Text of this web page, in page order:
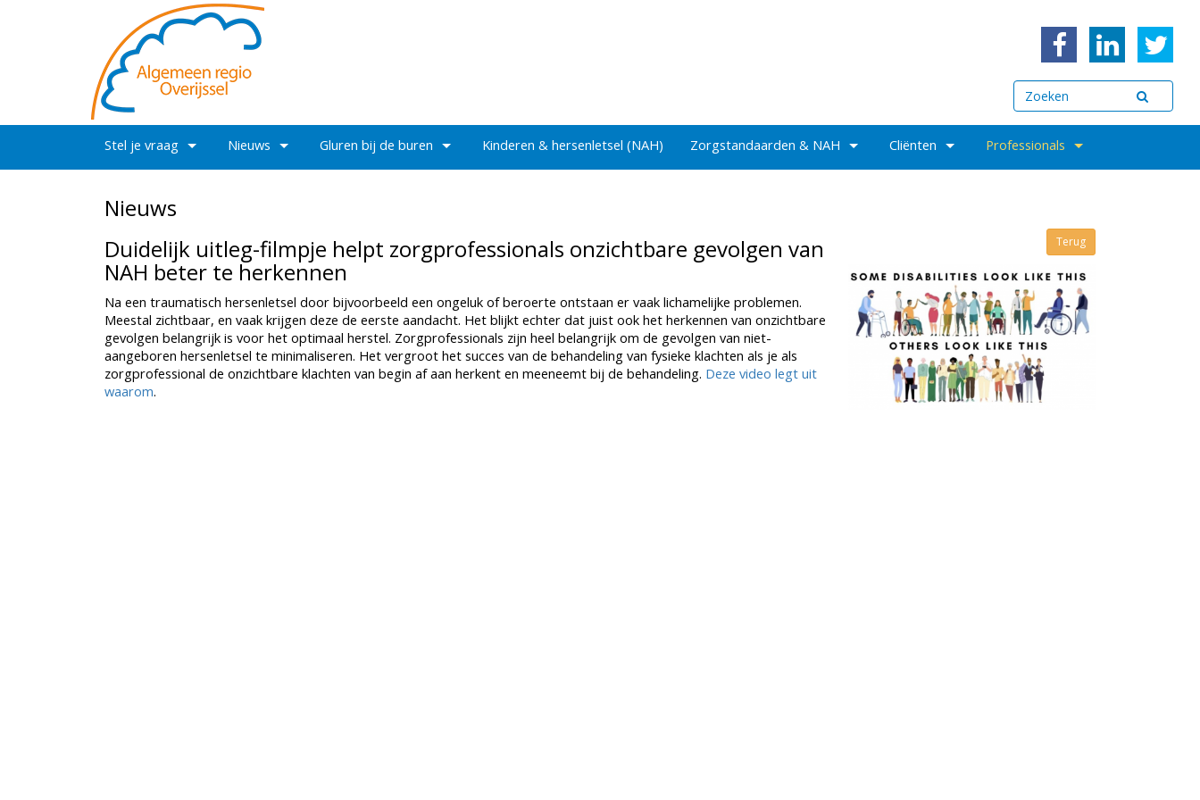
Stel je vraag Nieuws Gluren bij de buren Kinderen & hersenletsel (NAH) Zorgstandaarden & NAH Cliënten Professionals
Nieuws
Terug
Duidelijk uitleg-filmpje helpt zorgprofessionals onzichtbare gevolgen van
NAH beter te herkennen
Na een traumatisch hersenletsel door bijvoorbeeld een ongeluk of beroerte ontstaan er vaak lichamelijke problemen.
Meestal zichtbaar, en vaak krijgen deze de eerste aandacht. Het blijkt echter dat juist ook het herkennen van onzichtbare
gevolgen belangrijk is voor het optimaal herstel. Zorgprofessionals zijn heel belangrijk om de gevolgen van niet-
aangeboren hersenletsel te minimaliseren. Het vergroot het succes van de behandeling van fysieke klachten als je als
zorgprofessional de onzichtbare klachten van begin af aan herkent en meeneemt bij de behandeling. Deze video legt uit
waarom.